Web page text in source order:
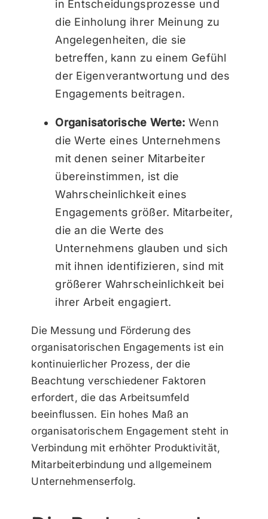
in Entscheidungsprozesse und
die Einholung ihrer Meinung zu
Angelegenheiten, die sie
betreffen, kann zu einem Gefühl
der Eigenverantwortung und des
Engagements beitragen.
Organisatorische Werte: Wenn
die Werte eines Unternehmens
mit denen seiner Mitarbeiter
übereinstimmen, ist die
Wahrscheinlichkeit eines
Engagements größer. Mitarbeiter,
die an die Werte des
Unternehmens glauben und sich
mit ihnen identifizieren, sind mit
größerer Wahrscheinlichkeit bei
ihrer Arbeit engagiert.
Die Messung und Förderung des
organisatorischen Engagements ist ein
kontinuierlicher Prozess, der die
Beachtung verschiedener Faktoren
erfordert, die das Arbeitsumfeld
beeinflussen. Ein hohes Maß an
organisatorischem Engagement steht in
Verbindung mit erhöhter Produktivität,
Mitarbeiterbindung und allgemeinem
Unternehmenserfolg.